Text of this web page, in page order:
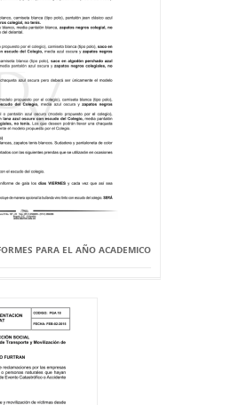
PARA EL AÑO ACADEMICO